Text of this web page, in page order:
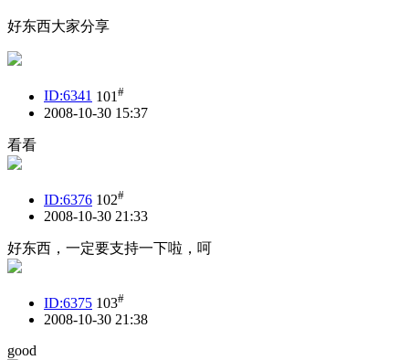
好东西大家分享
ID:6341 101 #
2008-10-30 15:37
看看
ID:6376 102#
2008-10-30 21:33
好东西，一定要支持一下啦，呵
ID:6375 103#
2008-10-30 21:38
good